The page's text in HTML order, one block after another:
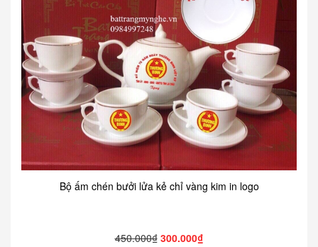
Bộ ấm chén bưởi lửa kẻ chỉ vàng kim in logo
450.000₫ 300.000₫